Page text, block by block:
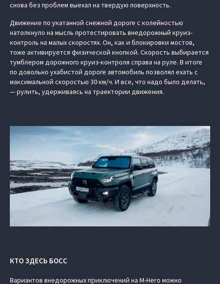
снова без проблем выехал на твердую поверхность.
Движение по укатанной снежной дороге с колейностью
натолкнуло на мысль протестировать внедорожный круиз-
контроль на малых скоростях. Он, как и блокировки мостов,
тоже активируется физической кнопкой. Скорость выбирается
тумблером дорожного круиз-контроля справа на руле. В итоге
по довольно ухабистой дороге автомобиль позволял ехать с
максимальной скоростью 30 км/ч. И все, что надо было делать,
— рулить, удерживаясь на траектории движения.
КТО ЗДЕСЬ БОСС
Вариантов внедорожных приключений на M-Hero можно